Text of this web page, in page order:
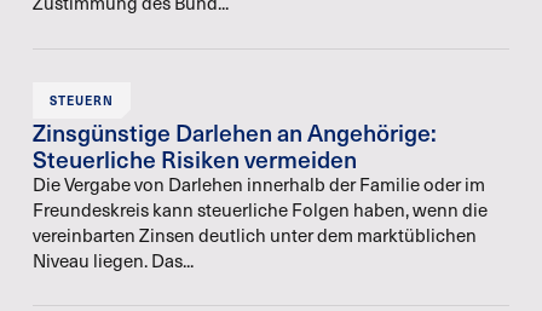
STEUERN
Zinsgünstige Darlehen an Angehörige:
Steuerliche Risiken vermeiden
Die Vergabe von Darlehen innerhalb der Familie oder im
Freundeskreis kann steuerliche Folgen haben, wenn die
vereinbarten Zinsen deutlich unter dem marktüblichen
Niveau liegen. Das...